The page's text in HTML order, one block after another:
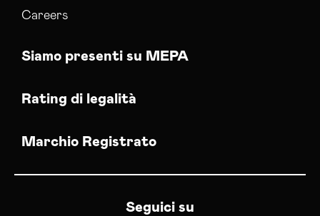
Careers
Siamo presenti su MEPA
Rating di legalità
Marchio Registrato
Seguici su